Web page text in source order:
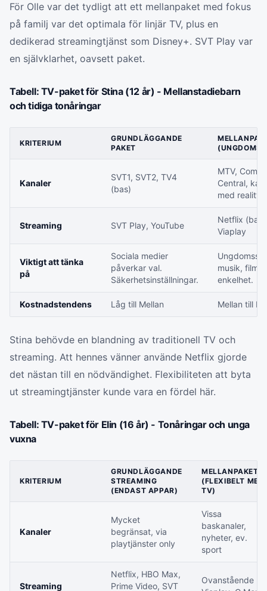
För Olle var det tydligt att ett mellanpaket med fokus
på familj var det optimala för linjär TV, plus en
dedikerad streamingtjänst som Disney+. SVT Play var
en självklarhet, oavsett paket.
Tabell: TV-paket för Stina (12 år) - Mellanstadiebarn
och tidiga tonåringar
KRITERIUM
GRUNDLÄGGANDE
PAKET
Kanaler
SVT1, SVT2, TV4
(bas)
MTV,
Central,
med reality
Streaming SVT Play, YouTube
Netflix
Viaplay
Viktigt att tänka
på
Sociala medier
påverkar val.
Säkerhetsinställningar.
musik,
enkelhet.
Kostnadstendens Låg till Mellan Mellan till
Stina behövde en blandning av traditionell TV och
streaming. Att hennes vänner använde Netflix gjorde
det nästan till en nödvändighet. Flexibiliteten att byta
ut streamingtjänster kunde vara en fördel här.
Tabell: TV-paket för Elin (16 år) - Tonåringar och unga
vuxna
KRITERIUM
GRUNDLÄGGANDE
STREAMING
(ENDAST APPAR)
MELLANPAKET
(FLEXIBELT MED
TV)
Kanaler
Mycket
begränsat, via
playtjänster only
Vissa
baskanaler,
nyheter, ev.
sport
Streaming
Netflix, HBO Max,
Prime Video, SVT
Ovanstående +